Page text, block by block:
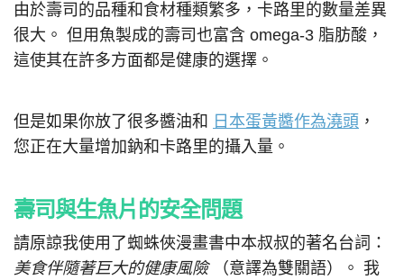
由於壽司的品種和食材種類繁多，卡路里的數量差異
很大。 但用魚製成的壽司也富含 omega-3 脂肪酸，
這使其在許多方面都是健康的選擇。
但是如果你放了很多醬油和 日本蛋黃醬作為澆頭 ，
您正在大量增加鈉和卡路里的攝入量。
壽司與生魚片的安全問題
請原諒我使用了蜘蛛俠漫畫書中本叔叔的著名台詞：
美食伴隨著巨大的健康風險（意譯為雙關語）。 我